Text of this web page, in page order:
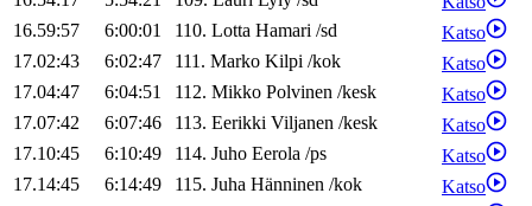
16.59:57
6:00:01 110. Lotta Hamari /sd
Katso
17.02:43
6:02:47 111. Marko Kilpi /kok
Katso
17.04:47
6:04:51 112. Mikko Polvinen /kesk
Katso
17.07:42
6:07:46 113. Eerikki Viljanen /kesk
Katso
17.10:45
6:10:49 114. Juho Eerola /ps
Katso
17.14:45
6:14:49 115. Juha Hänninen /kok
Katso